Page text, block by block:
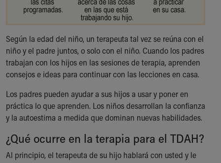
Según la edad del niño, un terapeuta tal vez se reúna con el
niño y el padre juntos, o solo con el niño. Cuando los padres
trabajan con los hijos en las sesiones de terapia, aprenden
consejos e ideas para continuar con las lecciones en casa.
Los padres pueden ayudar a sus hijos a usar y poner en
práctica lo que aprenden. Los niños desarrollan la confianza
y la autoestima a medida que dominan nuevas habilidades.
¿Qué ocurre en la terapia para el TDAH?
Al principio, el terapeuta de su hijo hablará con usted y le